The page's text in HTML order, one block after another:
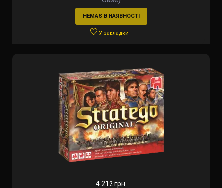
НЕМАЄ В НАЯВНОСТІ
У закладки
4 212 грн.